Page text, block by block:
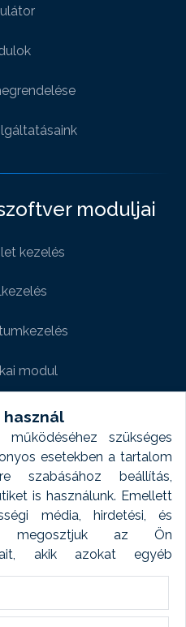
használ
szükséges
esetekben a tartalom
szabásához beállítás,
is használunk. Emellett
média, hirdetési, és
megosztjuk az Ön
akik azokat egyéb
kombinálhatják. A sütik
naplózást végzünk és
automatikusan töröljük. A
moduljai
kezelés
modul
modul
extra modul
modul